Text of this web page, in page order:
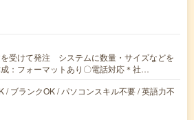
受けて発注 システムに数量・サイズなどを
成：フォーマットあり〇電話対応＊社…
/ ブランクOK / パソコンスキル不要 / 英語力不